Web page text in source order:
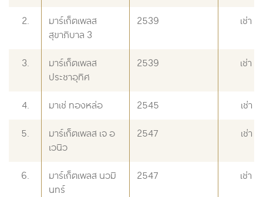
2.
มาร์เก็ตเพลส
สุขาภิบาล 3
2539 เช่า
3.
มาร์เก็ตเพลส
ประชาอุทิศ
2539 เช่า
4. มาเช่ ทองหล่อ 2545 เช่า
5.
มาร์เก็ตเพลส เจ อ
เวนิว
2547 เช่า
6.
มาร์เก็ตเพลส นวมิ
นทร์
2547 เช่า